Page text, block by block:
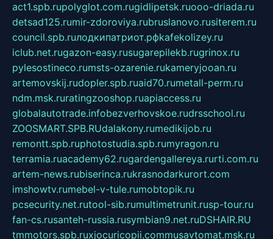
act1.spb.rupolyglot.com.rugidlipetsk.ruooo-driada.ru
detsad125.rumir-zdoroviya.rubruslanovo.rusiterem.ru
council.spb.ruлодкипатриот.рфkafekolizey.ru
iclub.net.rugazon-easy.rusugarepilekb.rugrinox.ru
pylesostineco.rumsts-ozarenie.rukameryjooan.ru
artemovskij.rudopler.spb.ruaid70.rumetall-perm.ru
ndm.msk.ruratingzooshop.ruapiaccess.ru
globalautotrade.infobezverhovskoe.rudrsschool.ru
ZOOSMART.SPB.RUdalakony.rumedikijob.ru
remontt.spb.ruphotostudia.spb.rumyragon.ru
terramia.ruacademy62.rugardengallereya.rurti.com.ru
artem-news.rubiserinca.rukrasnodarkurort.com
imshowtv.rumebel-v-tule.rumobtopik.ru
pcsecurity.net.rutool-sib.rumultimetrunit.rusp-tour.ru
fan-cs.rusanteh-russia.rusymbian9.net.ruDSHAIR.RU
tmmotors.spb.ruxjocuricopii.commusavtomat.msk.ru